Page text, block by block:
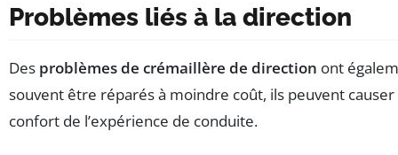
Problèmes liés à la direction
Des problèmes de crémaillère de direction ont
souvent être réparés à moindre coût, ils peuvent
confort de l’expérience de conduite.